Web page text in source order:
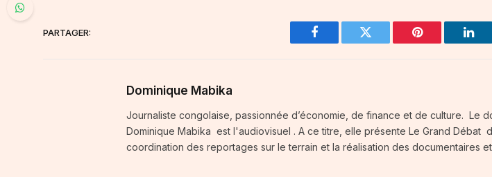
PARTAGER:
Facebook Twitter Pinterest
Dominique Mabika
Journaliste congolaise, passionnée d’économie, de finance et de culture. Le
Dominique Mabika est l'audiovisuel . A ce titre, elle présente Le Grand Débat
coordination des reportages sur le terrain et la réalisation des documentaires